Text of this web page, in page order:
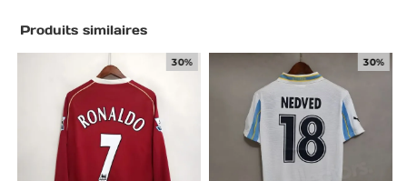
Produits similaires
30% 30%